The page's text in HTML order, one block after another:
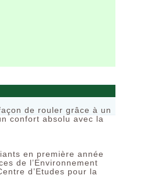
de rouler grâce à un
confort absolu avec la
en première année
de l’Environnement
d’Etudes pour la